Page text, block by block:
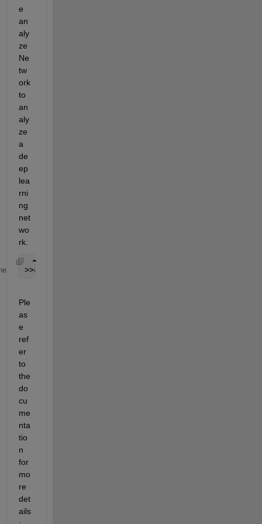
e
an
aly
ze
Ne
tw
ork
to
an
aly
ze
a
de
ep
lea
rni
ng
net
wo
rk.
>>analyzeNetwork(net)
Ple
as
e
ref
er
to
the
do
cu
me
nta
tio
n
for
mo
re
det
ails